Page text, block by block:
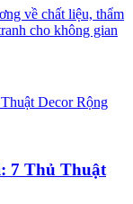
về chất liệu, thẩm
cho không gian
7 Thủ Thuật